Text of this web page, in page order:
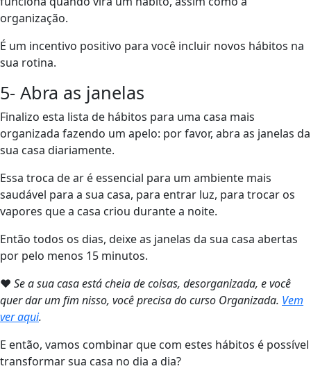
organização.
É um incentivo positivo para você incluir novos hábitos na
sua rotina.
5- Abra as janelas
Finalizo esta lista de hábitos para uma casa mais
organizada fazendo um apelo: por favor, abra as janelas da
sua casa diariamente.
Essa troca de ar é essencial para um ambiente mais
saudável para a sua casa, para entrar luz, para trocar os
vapores que a casa criou durante a noite.
Então todos os dias, deixe as janelas da sua casa abertas
por pelo menos 15 minutos.
❤ Se a sua casa está cheia de coisas, desorganizada, e você
quer dar um fim nisso, você precisa do curso Organizada. Vem
ver aqui.
E então, vamos combinar que com estes hábitos é possível
transformar sua casa no dia a dia?